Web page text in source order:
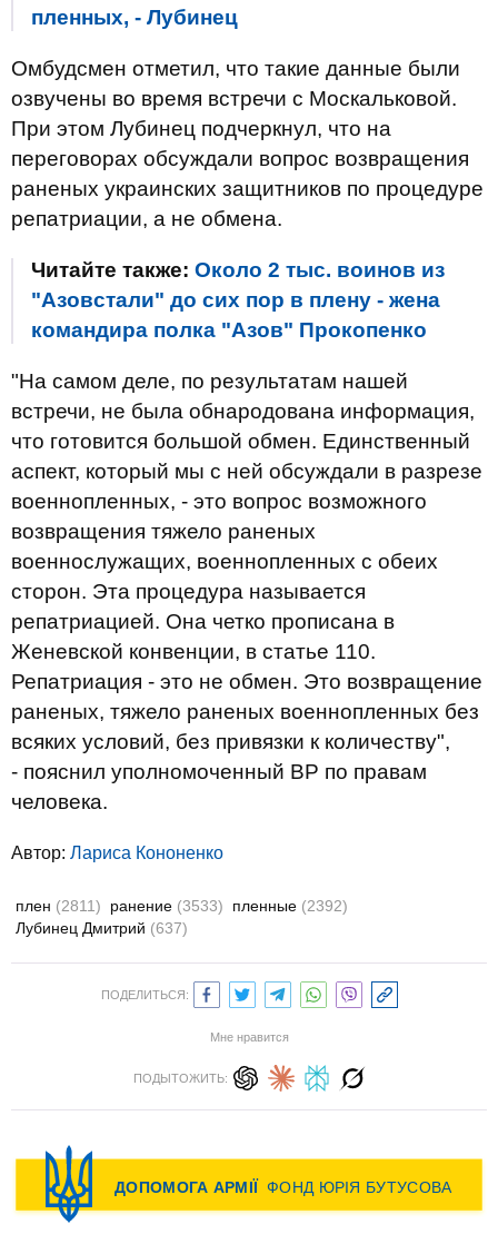
пленных, - Лубинец
Омбудсмен отметил, что такие данные были
озвучены во время встречи с Москальковой.
При этом Лубинец подчеркнул, что на
переговорах обсуждали вопрос возвращения
раненых украинских защитников по процедуре
репатриации, а не обмена.
Читайте также: Около 2 тыс. воинов из
"Азовстали" до сих пор в плену - жена
командира полка "Азов" Прокопенко
"На самом деле, по результатам нашей
встречи, не была обнародована информация,
что готовится большой обмен. Единственный
аспект, который мы с ней обсуждали в разрезе
военнопленных, - это вопрос возможного
возвращения тяжело раненых
военнослужащих, военнопленных с обеих
сторон. Эта процедура называется
репатриацией. Она четко прописана в
Женевской конвенции, в статье 110.
Репатриация - это не обмен. Это возвращение
раненых, тяжело раненых военнопленных без
всяких условий, без привязки к количеству",
- пояснил уполномоченный ВР по правам
человека.
Автор: Лариса Кононенко
плен (2811) ранение (3533) пленные (2392)
Лубинец Дмитрий (637)
ПОДЕЛИТЬСЯ:
Мне нравится
ПОДЫТОЖИТЬ: